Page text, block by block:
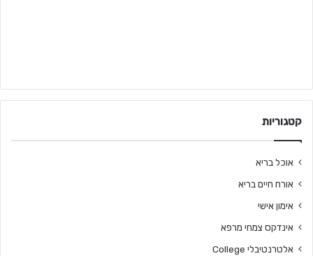
קטגוריות
אוכל בריא
אורח חיים בריא
אימון אישי
אינדקס צמחי מרפא
אלטרנטיבלי College